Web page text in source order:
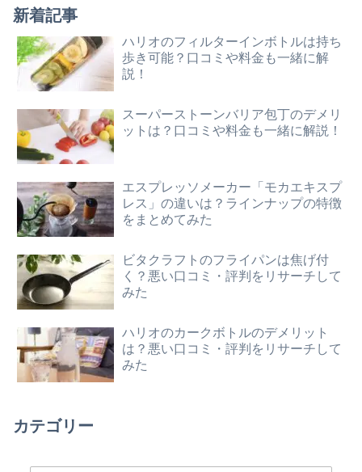
新着記事
ハリオのフィルターインボトルは持ち
歩き可能？口コミや料金も一緒に解
説！
スーパーストーンバリア包丁のデメリ
ットは？口コミや料金も一緒に解説！
エスプレッソメーカー「モカエキスプ
レス」の違いは？ラインナップの特徴
をまとめてみた
ビタクラフトのフライパンは焦げ付
く？悪い口コミ・評判をリサーチして
みた
ハリオのカークボトルのデメリット
は？悪い口コミ・評判をリサーチして
みた
カテゴリー